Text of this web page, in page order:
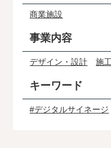
商業施設
事業内容
デザイン・設計 施
キーワード
#デジタルサイネージ